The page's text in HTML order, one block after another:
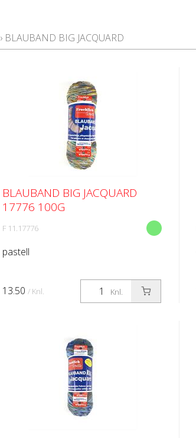
› BLAUBAND BIG JACQUARD
BLAUBAND BIG JACQUARD
17776 100G
F 11.17776
pastell
Knl.
13.50 / Knl.